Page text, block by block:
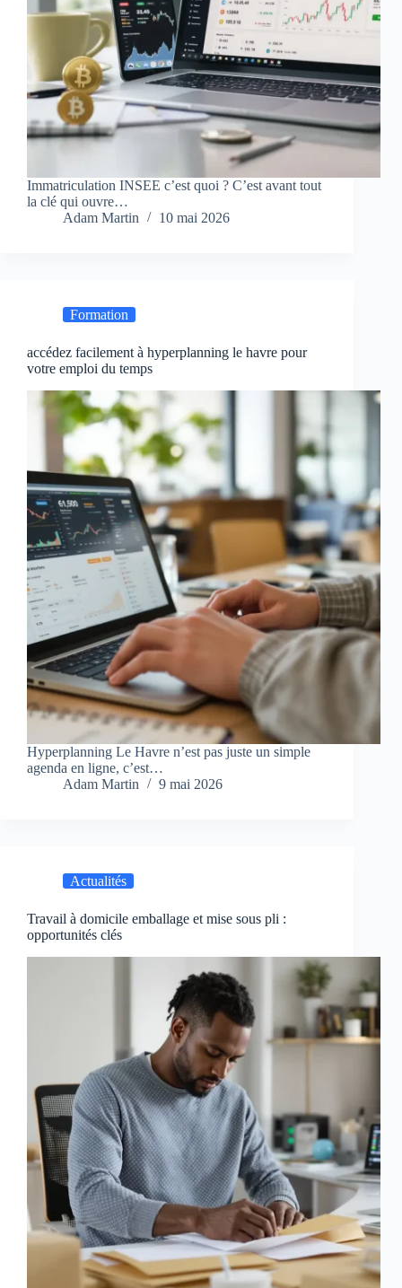
Immatriculation INSEE c’est quoi ? C’est avant tout
la clé qui ouvre…
Adam Martin
10 mai 2026
Formation
accédez facilement à hyperplanning le havre pour
votre emploi du temps
Hyperplanning Le Havre n’est pas juste un simple
agenda en ligne, c’est…
Adam Martin
9 mai 2026
Actualités
Travail à domicile emballage et mise sous pli :
opportunités clés